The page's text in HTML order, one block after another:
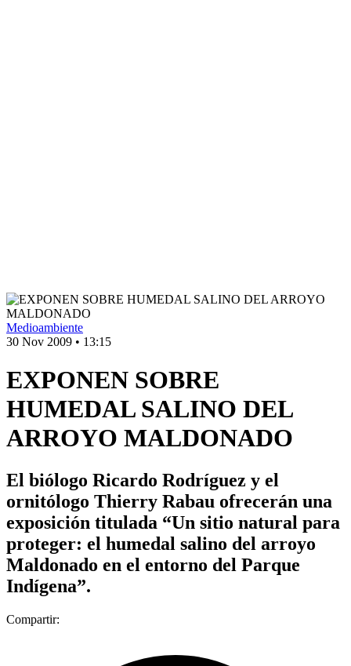
Medioambiente
30 Nov 2009 • 13:15
EXPONEN SOBRE
HUMEDAL SALINO DEL
ARROYO MALDONADO
El biólogo Ricardo Rodríguez y el
ornitólogo Thierry Rabau ofrecerán una
exposición titulada “Un sitio natural para
proteger: el humedal salino del arroyo
Maldonado en el entorno del Parque
Indígena”.
Compartir: